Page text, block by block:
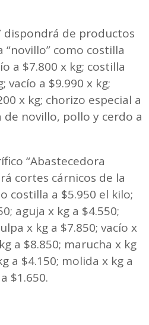
dispondrá de productos
como costilla
a $7.800 x kg; costilla
vacío a $9.990 x kg;
x kg; chorizo especial a
de novillo, pollo y cerdo a
“Abastecedora
cortes cárnicos de la
costilla a $5.950 el kilo;
aguja x kg a $4.550;
x kg a $7.850; vacío x
a $8.850; marucha x kg
a $4.150; molida x kg a
$1.650.